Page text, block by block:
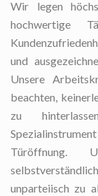
Wir legen
hochwertige
und
Unsere
beachten,
zu
Türöffnung.
unparteiisch zu